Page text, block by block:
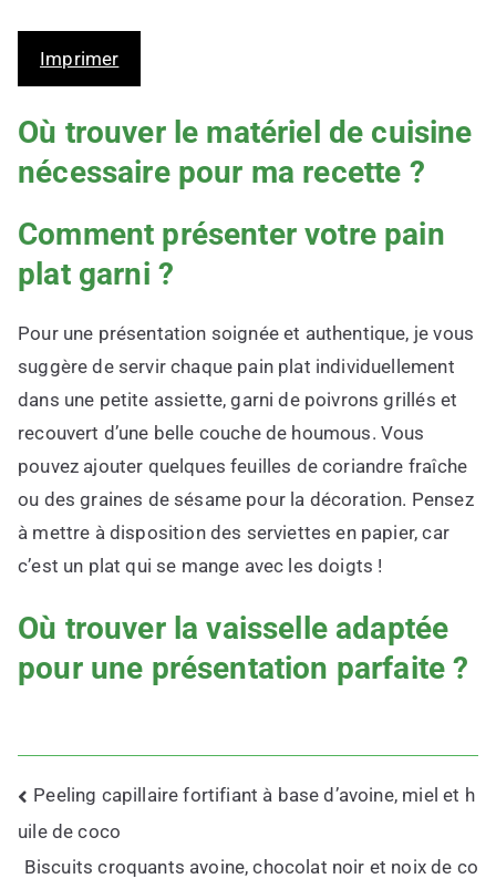
Imprimer
Où trouver le matériel de cuisine
nécessaire pour ma recette ?
Comment présenter votre pain
plat garni ?
Pour une présentation soignée et authentique, je vous
suggère de servir chaque pain plat individuellement
dans une petite assiette, garni de poivrons grillés et
recouvert d’une belle couche de houmous. Vous
pouvez ajouter quelques feuilles de coriandre fraîche
ou des graines de sésame pour la décoration. Pensez
à mettre à disposition des serviettes en papier, car
c’est un plat qui se mange avec les doigts !
Où trouver la vaisselle adaptée
pour une présentation parfaite ?
Navigation
de
l’article
Peeling capillaire fortifiant à base d’avoine, miel et h
uile de coco
Biscuits croquants avoine, chocolat noir et noix de co